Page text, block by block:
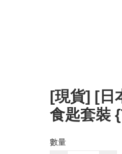
[現貨] [日
食匙套裝
數量